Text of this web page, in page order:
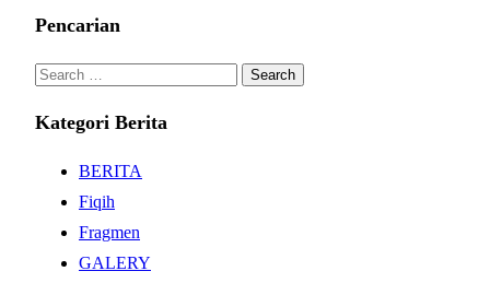
Pencarian
Search
Kategori Berita
BERITA
Fiqih
Fragmen
GALERY